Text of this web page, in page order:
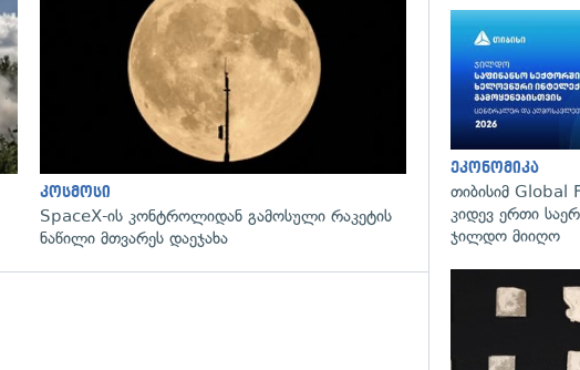
კოსმოსი
SpaceX-ის კონტროლიდან გამოსული რაკეტის
ნაწილი მთვარეს დაეჯახა
ეკონომიკა
თიბისიმ Global
კიდევ ერთი
ჯილდო მიიღო